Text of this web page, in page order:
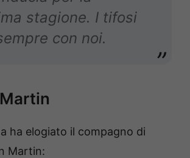
stagione. I tifosi
con noi.
ha elogiato il compagno di
Martin: